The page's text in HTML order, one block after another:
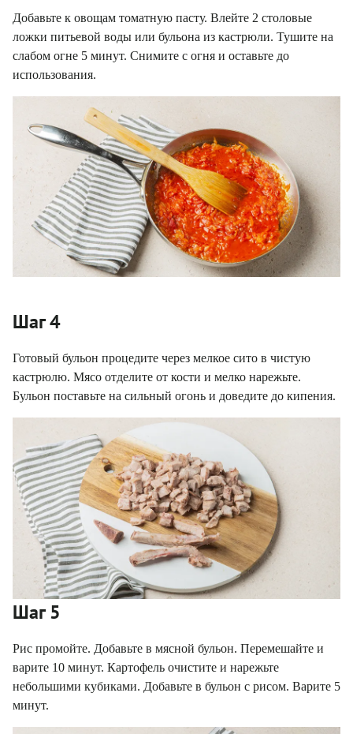
Добавьте к овощам томатную пасту. Влейте 2 столовые
ложки питьевой воды или бульона из кастрюли. Тушите на
слабом огне 5 минут. Снимите с огня и оставьте до
использования.
Шаг 4
Готовый бульон процедите через мелкое сито в чистую
кастрюлю. Мясо отделите от кости и мелко нарежьте.
Бульон поставьте на сильный огонь и доведите до кипения.
Шаг 5
Рис промойте. Добавьте в мясной бульон. Перемешайте и
варите 10 минут. Картофель очистите и нарежьте
небольшими кубиками. Добавьте в бульон с рисом. Варите 5
минут.